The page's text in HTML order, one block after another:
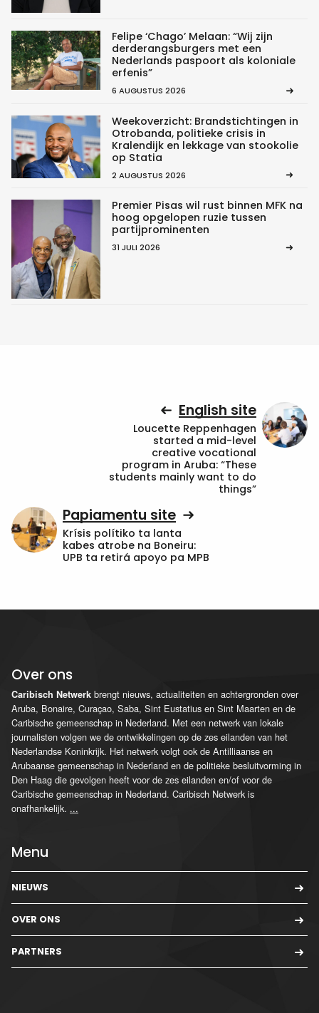
Felipe ‘Chago’ Melaan: “Wij zijn
derderangsburgers met een
Nederlands paspoort als koloniale
erfenis”
6 AUGUSTUS 2026
Weekoverzicht: Brandstichtingen in
Otrobanda, politieke crisis in
Kralendijk en lekkage van stookolie
op Statia
2 AUGUSTUS 2026
Premier Pisas wil rust binnen MFK na
hoog opgelopen ruzie tussen
partijprominenten
31 JULI 2026
English site
Loucette Reppenhagen
started a mid-level
creative vocational
program in Aruba: “These
students mainly want to do
things”
Papiamentu site
Krísis polítiko ta lanta
kabes atrobe na Boneiru:
UPB ta retirá apoyo pa MPB
Over ons
Caribisch Netwerk brengt nieuws, actualiteiten en achtergronden over
Aruba, Bonaire, Curaçao, Saba, Sint Eustatius en Sint Maarten en de
Caribische gemeenschap in Nederland. Met een netwerk van lokale
journalisten volgen we de ontwikkelingen op de zes eilanden van het
Nederlandse Koninkrijk. Het netwerk volgt ook de Antilliaanse en
Arubaanse gemeenschap in Nederland en de politieke besluitvorming in
Den Haag die gevolgen heeft voor de zes eilanden en/of voor de
Caribische gemeenschap in Nederland. Caribisch Netwerk is
onafhankelijk. ...
Menu
NIEUWS
OVER ONS
PARTNERS